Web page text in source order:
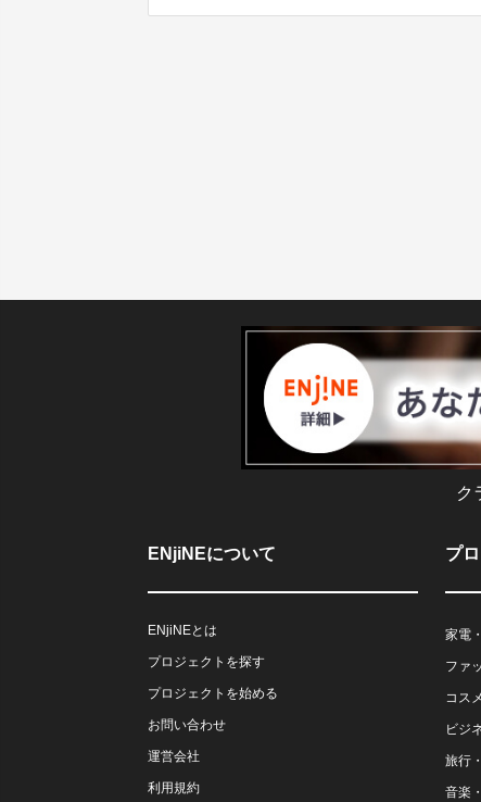
ク
ENjiNEについて
ENjiNEとは
プロジェクトを探す
プロジェクトを始める
お問い合わせ
運営会社
利用規約
プ
家電
ファ
コス
ビジ
旅行
音楽